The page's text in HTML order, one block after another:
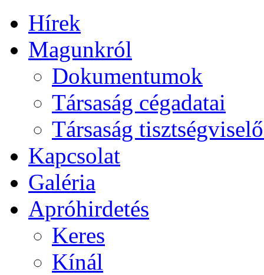
Hírek
Magunkról
Dokumentumok
Társaság cégadatai
Társaság
Kapcsolat
Galéria
Apróhirdetés
Keres
Kínál